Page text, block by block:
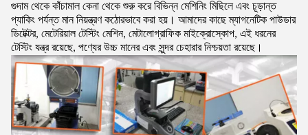
গুদাম থেকে কাঁচামাল কেনা থেকে শুরু করে বিভিন্ন মেশিনিং মিছিলে এবং চূড়ান্ত
প্যাকিং পর্যন্ত মান নিয়ন্ত্রণ কঠোরভাবে করা হয়। আমাদের কাছে ম্যাগনেটিক পাউডার
ডিটেক্টর, মেটেরিয়াল টেস্টিং মেশিন, মেটালোগ্রাফিক মাইক্রোস্কোপ, এই ধরনের
টেস্টিং যন্ত্র রয়েছে, পণ্যের উচ্চ মানের এবং সুন্দর চেহারার নিশ্চয়তা রয়েছে।